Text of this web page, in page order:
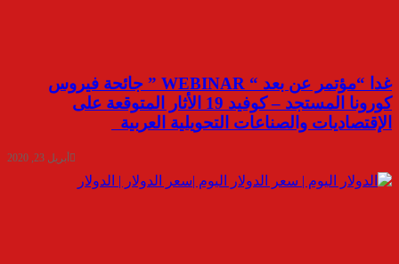
غدا “مؤتمر عن بعد “ WEBINAR ” جائحة فيروس
كورونا المستجد – كوفيد 19 الأثار المتوقعة على
الإقتصاديات والصناعات التحويلية العربية
أبريل 23, 2020